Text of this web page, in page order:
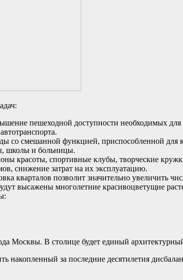
пешеходной доступности необходимых для
со смешанной функцией, приспособленной
школы и больницы.
красоты, спортивные клубы, творческие
снижение затрат на их эксплуатацию.
кварталов позволит значительно увеличить
высажены многолетние красивоцветущие
Москвы. В столице будет единый
накопленный за последние десятилетия